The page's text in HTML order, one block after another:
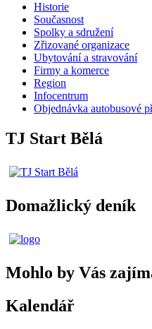
Historie
Současnost
Spolky a sdružení
Zřizované organizace
Ubytování a stravování
Firmy a komerce
Region
Infocentrum
Objednávka autobusové
TJ Start Bělá
Domažlický deník
Mohlo by Vás
Kalendář